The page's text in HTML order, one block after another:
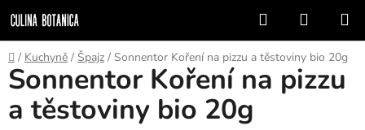
na
obsah
Hledat
KOŠÍK
Domů
/ Kuchyně / Špajz / Sonnentor Koření na pizzu a těstoviny bio 20g
Sonnentor Koření na pizzu
a těstoviny bio 20g